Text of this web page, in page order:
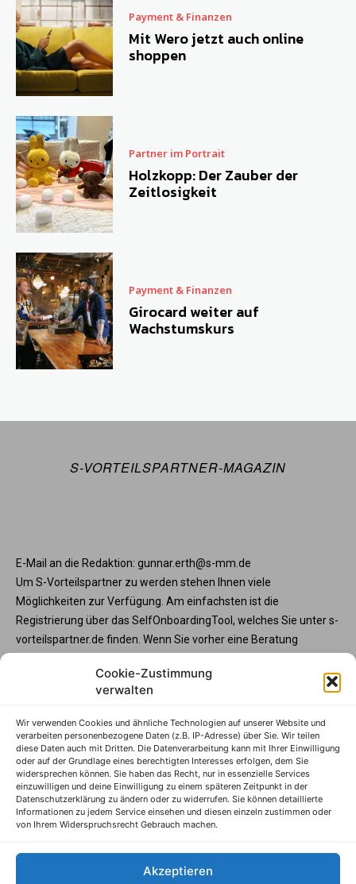
Cookie-Zustimmung
verwalten
Wir verwenden Cookies und ähnliche Technologien auf unserer Website und
verarbeiten personenbezogene Daten (z.B. IP-Adresse) über Sie. Wir teilen
diese Daten auch mit Dritten. Die Datenverarbeitung kann mit Ihrer Einwilligung
oder auf der Grundlage eines berechtigten Interesses erfolgen, dem Sie
widersprechen können. Sie haben das Recht, nur in essenzielle Services
einzuwilligen und deine Einwilligung zu einem späteren Zeitpunkt in der
Datenschutzerklärung zu ändern oder zu widerrufen. Sie können detaillierte
Informationen zu jedem Service einsehen und diesen einzeln zustimmen oder
von Ihrem Widerspruchsrecht Gebrauch machen.
Akzeptieren
Payment & Finanzen
Mit Wero jetzt auch online
shoppen
Partner im Portrait
Holzkopp: Der Zauber der
Zeitlosigkeit
Payment & Finanzen
Girocard weiter auf
Wachstumskurs
S-VORTEILSPARTNER-MAGAZIN
E-Mail an die Redaktion: gunnar.erth@s-mm.de
Um S-Vorteilspartner zu werden stehen Ihnen viele
Möglichkeiten zur Verfügung. Am einfachsten ist die
Registrierung über das SelfOnboardingTool, welches Sie unter s-
vorteilspartner.de finden. Wenn Sie vorher eine Beratung
vorteilspartner.de oder Telefon +49 345 570295 3573 gerne zur
Verfügung. Und wenn Sie Ihre Programmteilnahme vorab mit
Ihren Sparkassenberater.
S-Vorteilspartner
Impressum
Datenschutzhinweise
AGB
Erklärung zur Barrierefreiheit